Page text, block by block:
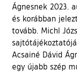
Ágnesnek 2023.
és korábban
tovább. Michl
Acsainé Dávid
egy újabb szép